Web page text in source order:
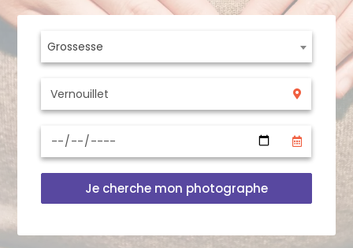
Grossesse
Je cherche mon photographe